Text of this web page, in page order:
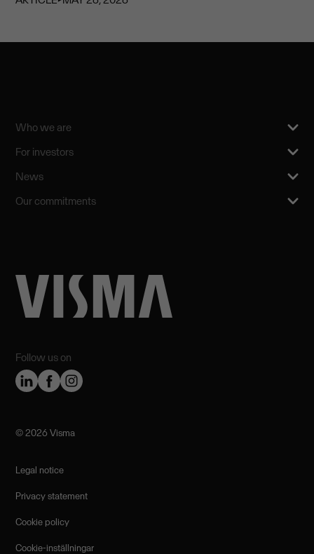
Follow us on
Who we are
For investors
News
Our commitments
©️ 2026 Visma
Legal notice
Privacy statement
Cookie policy
Cookie-inställningar